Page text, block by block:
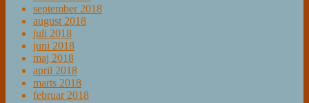
september 2018
august 2018
juli 2018
juni 2018
maj 2018
april 2018
marts 2018
februar 2018